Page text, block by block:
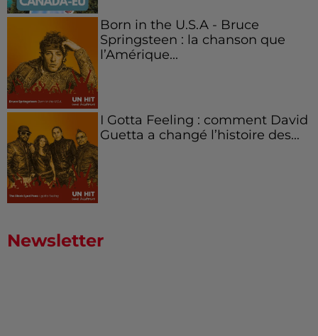
Born in the U.S.A - Bruce
Springsteen : la chanson que
l’Amérique...
I Gotta Feeling : comment David
Guetta a changé l’histoire des...
Newsletter